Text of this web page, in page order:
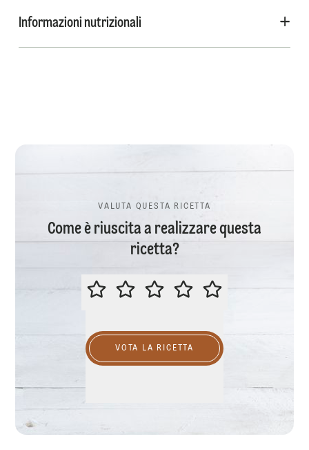
Informazioni nutrizionali
VALUTA QUESTA RICETTA
Come è riuscita a realizzare questa
ricetta?
VALUTA QUESTA RICETTA
VOTA LA RICETTA